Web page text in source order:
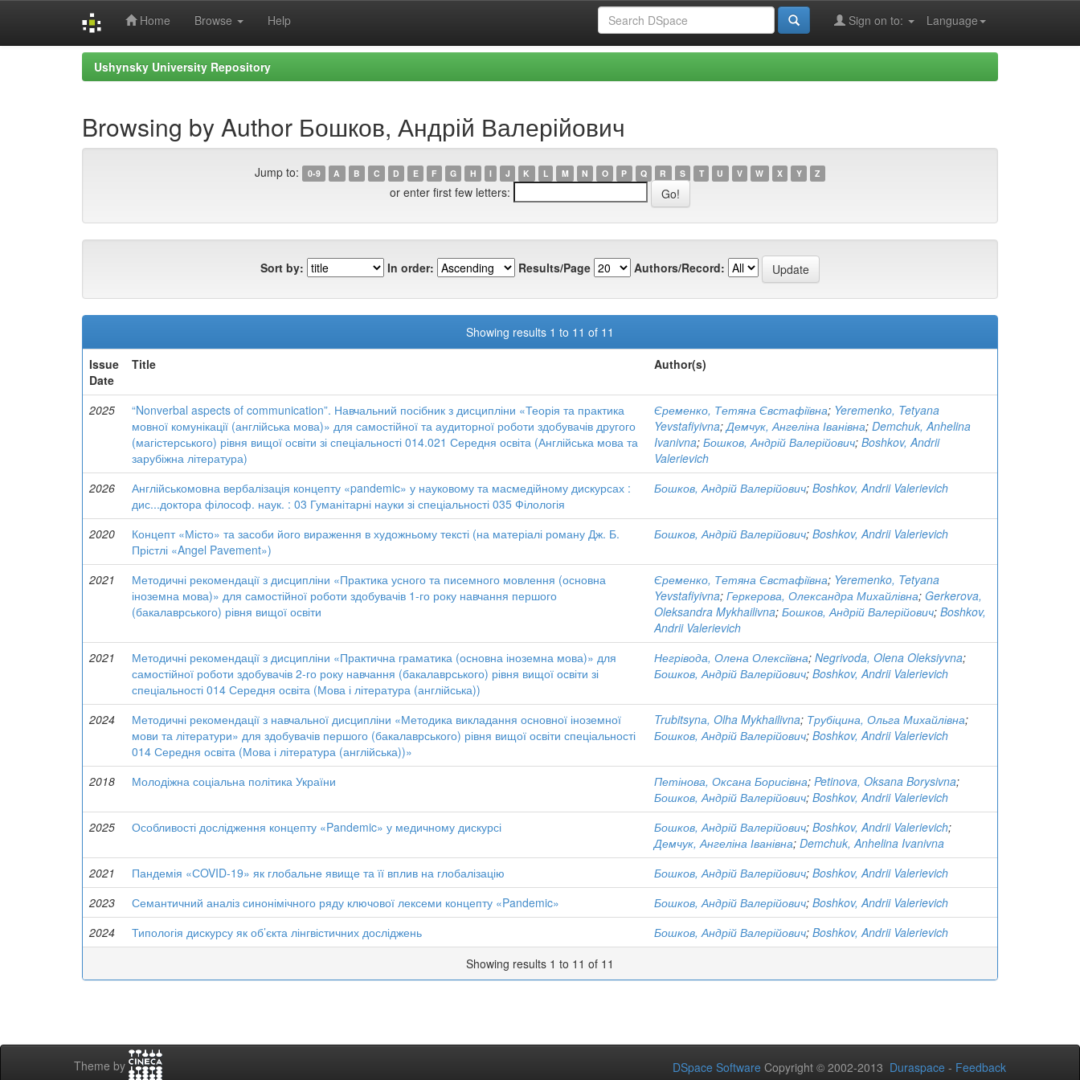
Home Browse Help Language
Sign on to:
Ushynsky University Repository
Browsing by Author Бошков, Андрій Валерійович
Jump to: 0-9 A B C D E F G H I J K L M N O P Q R S T U V W X Y Z
or enter first few letters:
Sort by: In order: Results/Page Authors/Record:
Showing results 1 to 11 of 11
Issue
Date
Title Author(s)
2025
“Nonverbal aspects of communication”. Навчальний посібник з дисципліни «Теорія та практика
мовної комунікації (англійська мова)» для самостійної та аудиторної роботи здобувачів другого
(магістерського) рівня вищої освіти зі спеціальності 014.021 Середня освіта (Англійська мова та
зарубіжна література)
Єременко, Тетяна Євстафіївна; Yeremenko, Tetyana
Yevstafiyivna;Демчук, Ангеліна Іванівна; Demchuk, Anhelina
Ivanivna; Бошков, Андрій Валерійович; Boshkov, Andrii
Valerievich
2026
Англійськомовна вербалізація концепту «pandemic» у науковому та масмедійному дискурсах :
дис...доктора філософ. наук. : 03 Гуманітарні науки зі спеціальності 035 Філологія
Бошков, Андрій Валерійович; Boshkov, Andrii Valerievich
2020
Концепт «Місто» та засоби його вираження в художньому тексті (на матеріалі роману Дж. Б.
Прістлі «Angel Pavement»)
Бошков, Андрій Валерійович; Boshkov, Andrii Valerievich
2021
Методичні рекомендації з дисципліни «Практика усного та писемного мовлення (основна
іноземна мова)» для самостійної роботи здобувачів 1-го року навчання першого
(бакалаврського) рівня вищої освіти
Єременко, Тетяна Євстафіївна; Yeremenko, Tetyana
Yevstafiyivna; Геркерова, Олександра Михайлівна; Gerkerova,
Oleksandra Mykhailivna; Бошков, Андрій Валерійович; Boshkov,
Andrii Valerievich
2021
Методичні рекомендації з дисципліни «Практична граматика (основна іноземна мова)» для
самостійної роботи здобувачів 2-го року навчання (бакалаврського) рівня вищої освіти зі
спеціальності 014 Середня освіта (Мова і література (англійська))
Негрівода, Олена Олексіївна; Negrivoda, Olena Oleksiyvna;
Бошков, Андрій Валерійович; Boshkov, Andrii Valerievich
2024
Методичні рекомендації з навчальної дисципліни «Методика викладання основної іноземної
мови та літератури» для здобувачів першого (бакалаврського) рівня вищої освіти спеціальності
014 Середня освіта (Мова і література (англійська))»
Trubitsynа, Olha Mykhailivna; Трубіцина, Ольга Михайлівна;
Бошков, Андрій Валерійович; Boshkov, Andrii Valerievich
2018 Молодіжна соціальна політика України Петінова, Оксана Борисівна; Petinova, Oksana Borysivna;
Бошков, Андрій Валерійович; Boshkov, Andrii Valerievich
2025
Особливості дослідження концепту «Pandemic» у медичному дискурсі Бошков, Андрій Валерійович; Boshkov, Andrii Valerievich;
Демчук, Ангеліна Іванівна; Demchuk, Anhelina Ivanivna
2021
Пандемія «СOVID-19» як глобальне явище та її вплив на глобалізацію Бошков, Андрій Валерійович; Boshkov, Andrii Valerievich
2023
Семантичний аналіз синонімічного ряду ключової лексеми концепту «Pandemic» Бошков, Андрій Валерійович; Boshkov, Andrii Valerievich
2024
Типологія дискурсу як об’єкта лінгвістичних досліджень Бошков, Андрій Валерійович; Boshkov, Andrii Valerievich
Showing results 1 to 11 of 11
Theme by DSpace Software Copyright © 2002-2013 Duraspace - Feedback